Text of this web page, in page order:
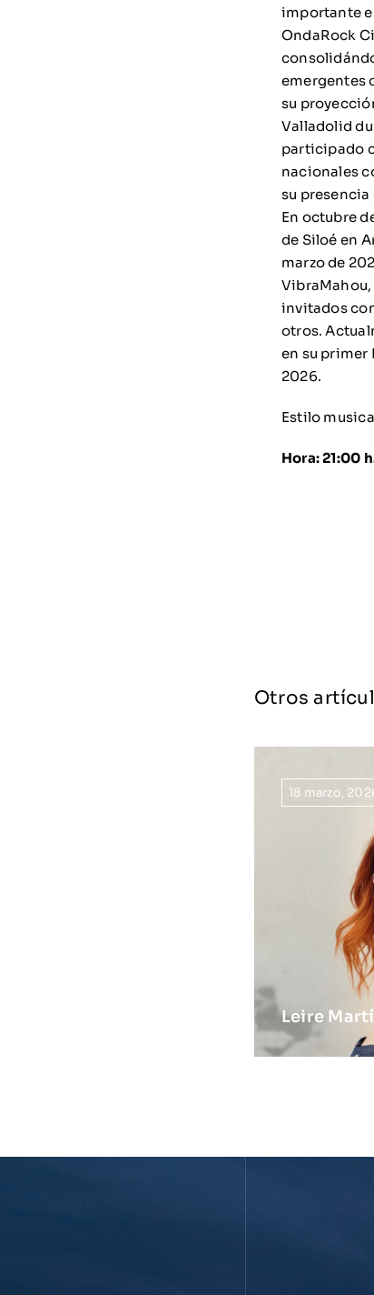
importante
OndaRock
emergentes
su
Valladolid
participado
nacionales
su
En octubre
de Siloé en
marzo de
invitados
otros.
en su primer
2026.
Estilo
Hora: 21:00
Otros
18 marzo,
Leire